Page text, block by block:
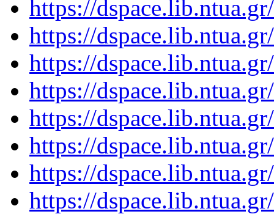
https://
https://
https://
https://
https://
https://
https://
https://